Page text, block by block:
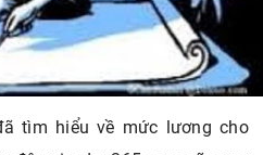
tìm hiểu về mức lương cho